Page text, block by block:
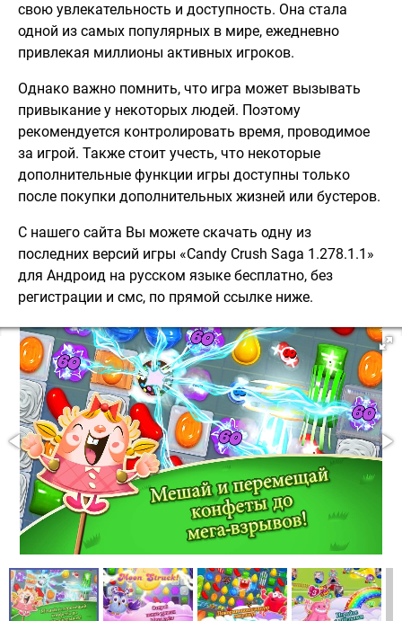
свою увлекательность и доступность. Она стала
одной из самых популярных в мире, ежедневно
привлекая миллионы активных игроков.
Однако важно помнить, что игра может вызывать
привыкание у некоторых людей. Поэтому
рекомендуется контролировать время, проводимое
за игрой. Также стоит учесть, что некоторые
дополнительные функции игры доступны только
после покупки дополнительных жизней или бустеров.
С нашего сайта Вы можете скачать одну из
последних версий игры «Candy Crush Saga 1.278.1.1»
для Андроид на русском языке бесплатно, без
регистрации и смс, по прямой ссылке ниже.